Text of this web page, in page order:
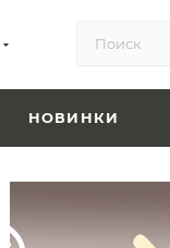
НОВИНКИ